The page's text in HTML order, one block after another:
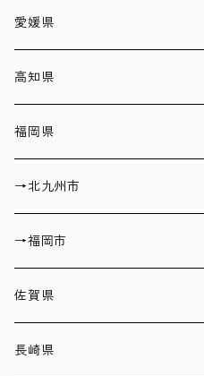
愛媛県
高知県
福岡県
→北九州市
→福岡市
佐賀県
長崎県